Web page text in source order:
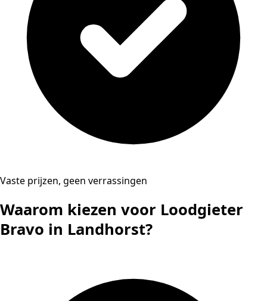
Vaste prijzen, geen verrassingen
Waarom kiezen voor Loodgieter
Bravo in Landhorst?